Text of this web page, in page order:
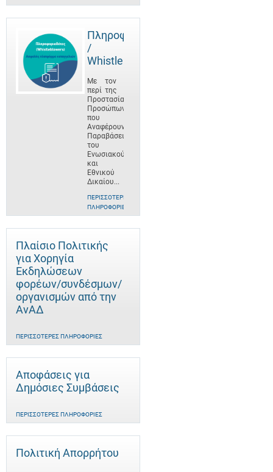
Πληροφοριοδότες
/
Whistleblowers
Με τον
περί της
Προστασίας
Προσώπων
που
Αναφέρουν
Παραβάσεις
του
Ενωσιακού
και
Εθνικού
Δικαίου...
ΠΕΡΙΣΣΌΤΕΡΕΣ
ΠΛΗΡΟΦΟΡΊΕΣ
Πλαίσιο Πολιτικής
για Χορηγία
Εκδηλώσεων
φορέων/συνδέσμων/
οργανισμών από την
ΑνΑΔ
ΠΕΡΙΣΣΌΤΕΡΕΣ ΠΛΗΡΟΦΟΡΊΕΣ
Αποφάσεις για
Δημόσιες Συμβάσεις
ΠΕΡΙΣΣΌΤΕΡΕΣ ΠΛΗΡΟΦΟΡΊΕΣ
Πολιτική Απορρήτου